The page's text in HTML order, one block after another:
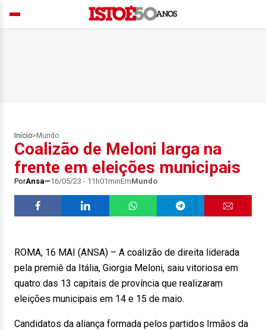
Início> Mundo
Coalizão de Meloni larga na
frente em eleições municipais
PorAnsa 16/05/23 - 11h01minEmMundo
ROMA, 16 MAI (ANSA) – A coalizão de direita liderada
pela premiê da Itália, Giorgia Meloni, saiu vitoriosa em
quatro das 13 capitais de província que realizaram
eleições municipais em 14 e 15 de maio.
Candidatos da aliança formada pelos partidos Irmãos da